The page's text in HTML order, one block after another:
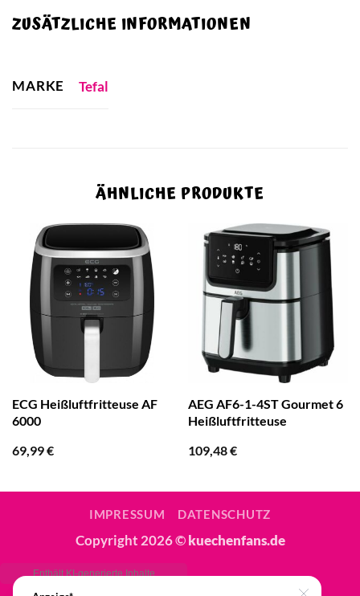
ZUSÄTZLICHE INFORMATIONEN
MARKE Tefal
ÄHNLICHE PRODUKTE
ECG Heißluftfritteuse AF
6000
69,99€
AEG AF6-1-4ST Gourmet 6
Heißluftfritteuse
109,48€
IMPRESSUM DATENSCHUTZ
Copyright 2026 ©kuechenfans.de